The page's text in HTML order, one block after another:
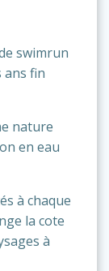
swimrun
ans fin
nature
en eau
à chaque
la cote
à